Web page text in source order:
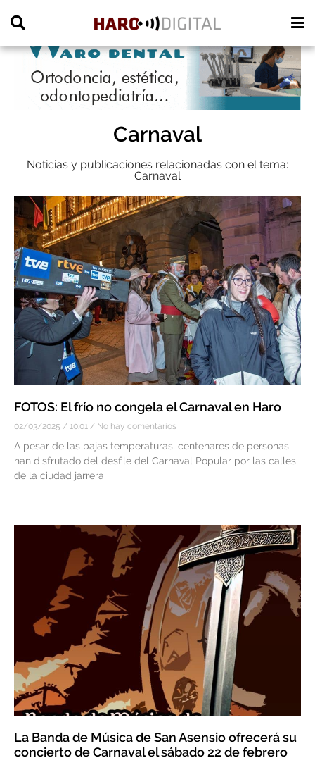
Carnaval
Noticias y publicaciones relacionadas con el tema:
Carnaval
FOTOS: El frío no congela el Carnaval en Haro
02/03/2025 10:01 No hay comentarios
A pesar de las bajas temperaturas, centenares de personas
han disfrutado del desfile del Carnaval Popular por las calles
de la ciudad jarrera
La Banda de Música de San Asensio ofrecerá su
concierto de Carnaval el sábado 22 de febrero